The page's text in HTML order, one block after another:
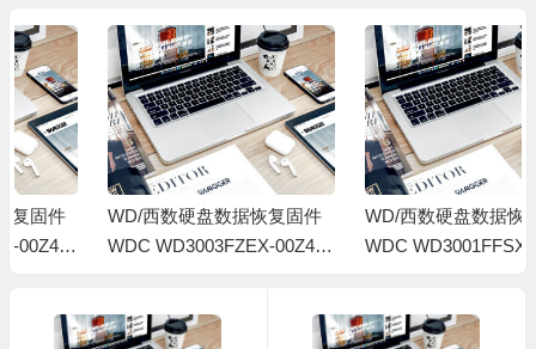
000700PC-1920
WD/西数硬盘数据恢复固件
WDC WD3003FZEX-00Z4S
WD/西数硬盘数据恢复固件
WDC WD3001FFSX-68JNU